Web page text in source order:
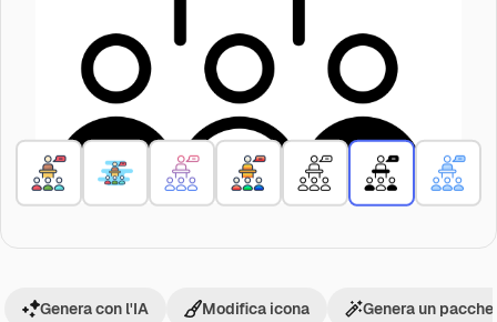
Genera con l'IA Modifica icona Genera un